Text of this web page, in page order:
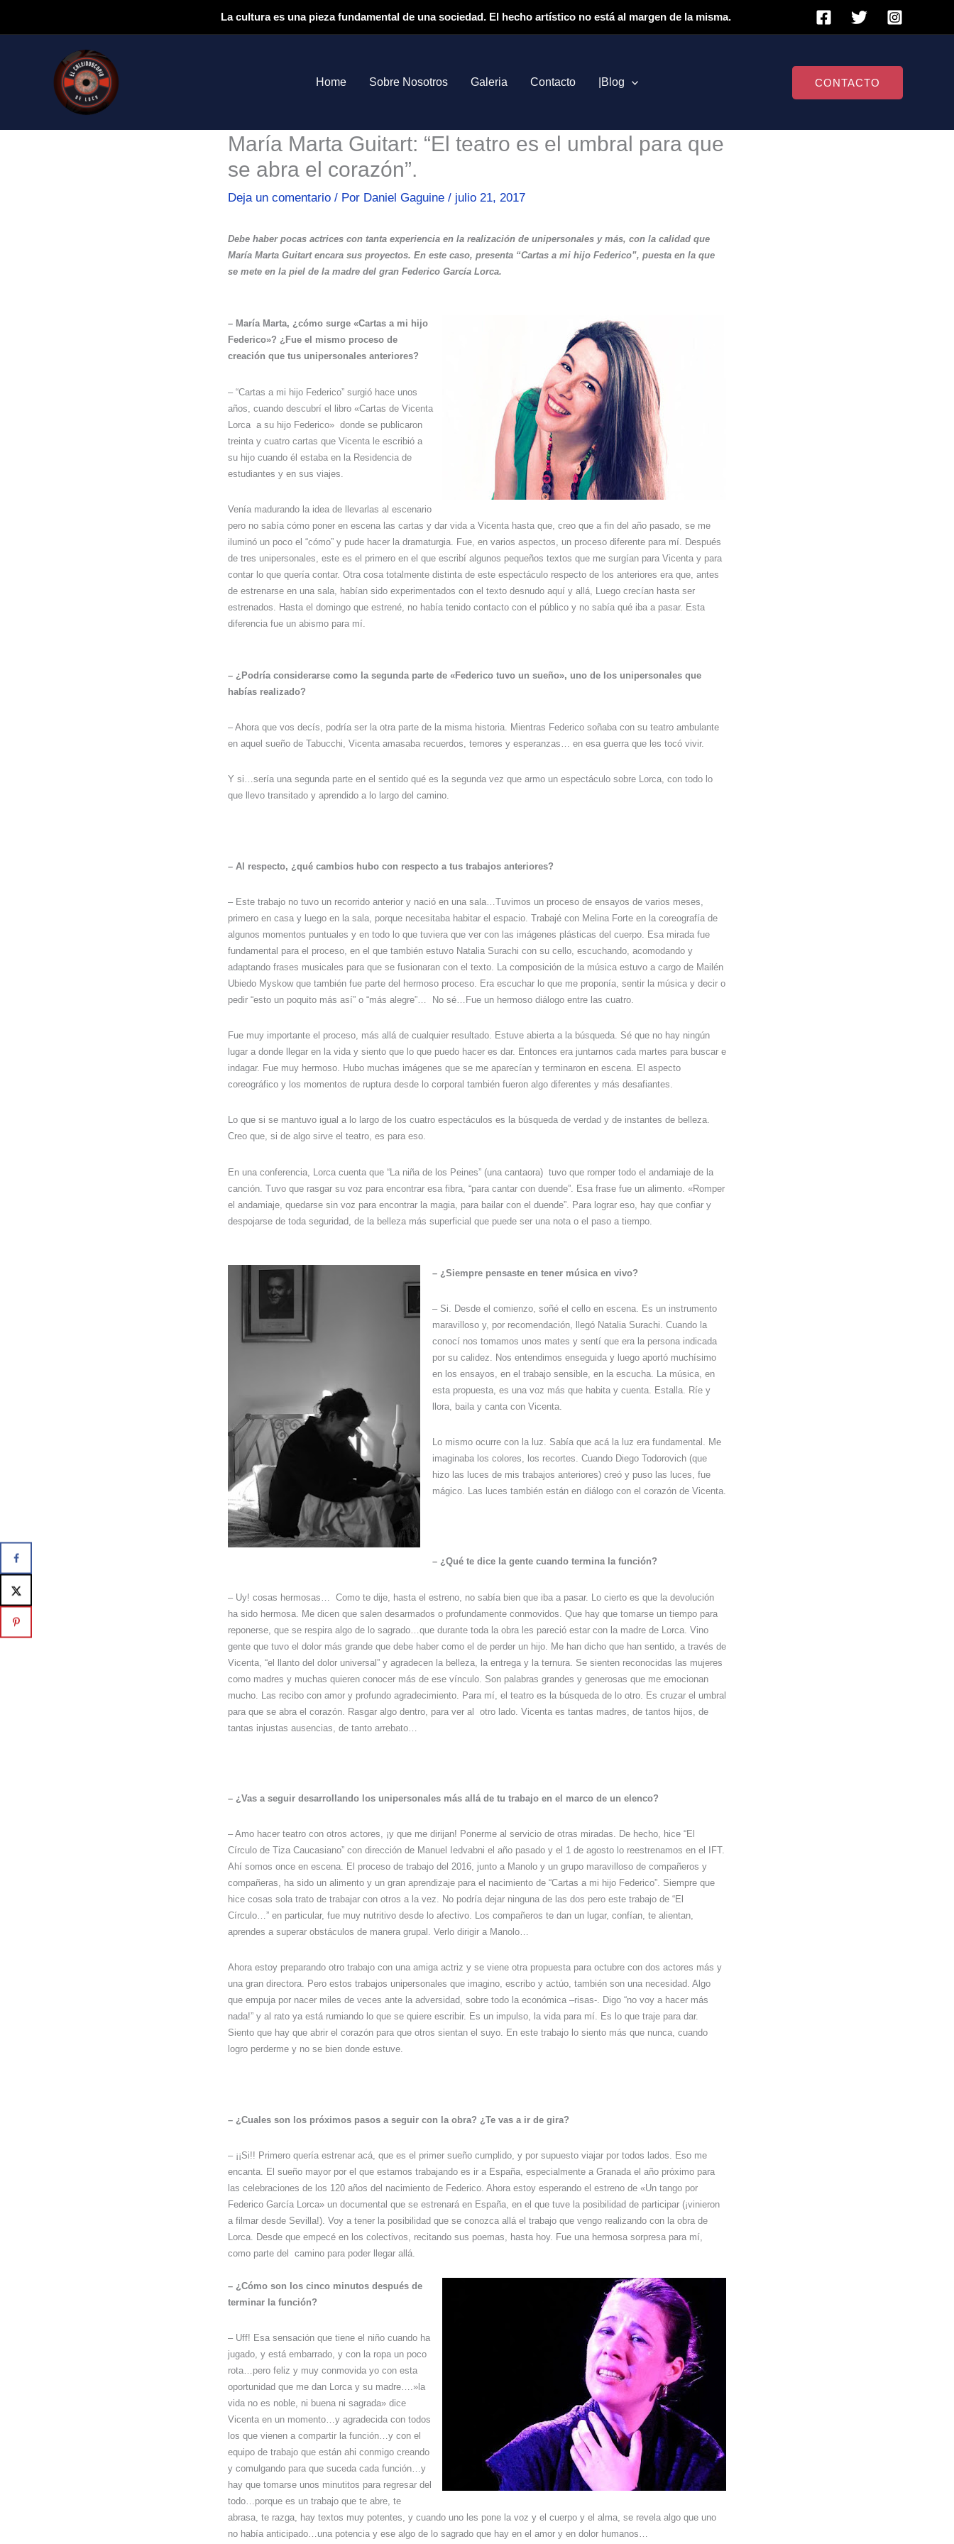
contenido
La cultura es una pieza fundamental de una sociedad. El hecho artístico no está al margen de la misma.
Home Sobre Nosotros Galeria Contacto |Blog CONTACTO
María Marta Guitart: “El teatro es el umbral para que
se abra el corazón”.
Deja un comentario / Por Daniel Gaguine / julio 21, 2017
Debe haber pocas actrices con tanta experiencia en la realización de unipersonales y más, con la calidad que
María Marta Guitart encara sus proyectos. En este caso, presenta “Cartas a mi hijo Federico”, puesta en la que
se mete en la piel de la madre del gran Federico García Lorca.
– María Marta, ¿cómo surge «Cartas a mi hijo
Federico»? ¿Fue el mismo proceso de
creación que tus unipersonales anteriores?
– “Cartas a mi hijo Federico” surgió hace unos
años, cuando descubrí el libro «Cartas de Vicenta
Lorca a su hijo Federico» donde se publicaron
treinta y cuatro cartas que Vicenta le escribió a
su hijo cuando él estaba en la Residencia de
estudiantes y en sus viajes.
Venía madurando la idea de llevarlas al escenario
pero no sabía cómo poner en escena las cartas y dar vida a Vicenta hasta que, creo que a fin del año pasado, se me
iluminó un poco el “cómo” y pude hacer la dramaturgia. Fue, en varios aspectos, un proceso diferente para mí. Después
de tres unipersonales, este es el primero en el que escribí algunos pequeños textos que me surgían para Vicenta y para
contar lo que quería contar. Otra cosa totalmente distinta de este espectáculo respecto de los anteriores era que, antes
de estrenarse en una sala, habían sido experimentados con el texto desnudo aquí y allá, Luego crecían hasta ser
estrenados. Hasta el domingo que estrené, no había tenido contacto con el público y no sabía qué iba a pasar. Esta
diferencia fue un abismo para mí.
– ¿Podría considerarse como la segunda parte de «Federico tuvo un sueño», uno de los unipersonales que
habías realizado?
– Ahora que vos decís, podría ser la otra parte de la misma historia. Mientras Federico soñaba con su teatro ambulante
en aquel sueño de Tabucchi, Vicenta amasaba recuerdos, temores y esperanzas… en esa guerra que les tocó vivir.
Y si…sería una segunda parte en el sentido qué es la segunda vez que armo un espectáculo sobre Lorca, con todo lo
que llevo transitado y aprendido a lo largo del camino.
– Al respecto, ¿qué cambios hubo con respecto a tus trabajos anteriores?
– Este trabajo no tuvo un recorrido anterior y nació en una sala…Tuvimos un proceso de ensayos de varios meses,
primero en casa y luego en la sala, porque necesitaba habitar el espacio. Trabajé con Melina Forte en la coreografía de
algunos momentos puntuales y en todo lo que tuviera que ver con las imágenes plásticas del cuerpo. Esa mirada fue
fundamental para el proceso, en el que también estuvo Natalia Surachi con su cello, escuchando, acomodando y
adaptando frases musicales para que se fusionaran con el texto. La composición de la música estuvo a cargo de Mailén
Ubiedo Myskow que también fue parte del hermoso proceso. Era escuchar lo que me proponía, sentir la música y decir o
pedir “esto un poquito más así” o “más alegre”…
No sé…Fue un hermoso diálogo entre las cuatro.
Fue muy importante el proceso, más allá de cualquier resultado. Estuve abierta a la búsqueda. Sé que no hay ningún
lugar a donde llegar en la vida y siento que lo que puedo hacer es dar. Entonces era juntarnos cada martes para buscar e
indagar. Fue muy hermoso. Hubo muchas imágenes que se me aparecían y terminaron en escena. El aspecto
coreográfico y los momentos de ruptura desde lo corporal también fueron algo diferentes y más desafiantes.
Lo que si se mantuvo igual a lo largo de los cuatro espectáculos es la búsqueda de verdad y de instantes de belleza.
Creo que, si de algo sirve el teatro, es para eso.
En una conferencia, Lorca cuenta que “La niña de los Peines” (una cantaora) tuvo que romper todo el andamiaje de la
canción. Tuvo que rasgar su voz para encontrar esa fibra, “para cantar con duende”. Esa frase fue un alimento. «Romper
el andamiaje, quedarse sin voz para encontrar la magia, para bailar con el duende”. Para lograr eso, hay que confiar y
despojarse de toda seguridad, de la belleza más superficial que puede ser una nota o el paso a tiempo.
– ¿Siempre pensaste en tener música en vivo?
– Si. Desde el comienzo, soñé el cello en escena. Es un instrumento
maravilloso y, por recomendación, llegó Natalia Surachi. Cuando la
conocí nos tomamos unos mates y sentí que era la persona indicada
por su calidez. Nos entendimos enseguida y luego aportó muchísimo
en los ensayos, en el trabajo sensible, en la escucha. La música, en
esta propuesta, es una voz más que habita y cuenta. Estalla. Ríe y
llora, baila y canta con Vicenta.
Lo mismo ocurre con la luz. Sabía que acá la luz era fundamental. Me
imaginaba los colores, los recortes. Cuando Diego Todorovich (que
hizo las luces de mis trabajos anteriores) creó y puso las luces, fue
mágico. Las luces también están en diálogo con el corazón de Vicenta.
– ¿Qué te dice la gente cuando termina la función?
– Uy! cosas hermosas…
Como te dije, hasta el estreno, no sabía bien que iba a pasar. Lo cierto es que la devolución
ha sido hermosa. Me dicen que salen desarmados o profundamente conmovidos. Que hay que tomarse un tiempo para
reponerse, que se respira algo de lo sagrado…que durante toda la obra les pareció estar con la madre de Lorca. Vino
gente que tuvo el dolor más grande que debe haber como el de perder un hijo. Me han dicho que han sentido, a través de
Vicenta, “el llanto del dolor universal” y agradecen la belleza, la entrega y la ternura. Se sienten reconocidas las mujeres
como madres y muchas quieren conocer más de ese vínculo. Son palabras grandes y generosas que me emocionan
mucho. Las recibo con amor y profundo agradecimiento. Para mí, el teatro es la búsqueda de lo otro. Es cruzar el umbral
para que se abra el corazón. Rasgar algo dentro, para ver al otro lado. Vicenta es tantas madres, de tantos hijos, de
tantas injustas ausencias, de tanto arrebato…
– ¿Vas a seguir desarrollando los unipersonales más allá de tu trabajo en el marco de un elenco?
– Amo hacer teatro con otros actores, ¡y que me dirijan! Ponerme al servicio de otras miradas. De hecho, hice “El
Círculo de Tiza Caucasiano” con dirección de Manuel Iedvabni el año pasado y el 1 de agosto lo reestrenamos en el IFT.
Ahí somos once en escena. El proceso de trabajo del 2016, junto a Manolo y un grupo maravilloso de compañeros y
compañeras, ha sido un alimento y un gran aprendizaje para el nacimiento de “Cartas a mi hijo Federico”. Siempre que
hice cosas sola trato de trabajar con otros a la vez. No podría dejar ninguna de las dos pero este trabajo de “El
Círculo…” en particular, fue muy nutritivo desde lo afectivo. Los compañeros te dan un lugar, confían, te alientan,
aprendes a superar obstáculos de manera grupal. Verlo dirigir a Manolo…
Ahora estoy preparando otro trabajo con una amiga actriz y se viene otra propuesta para octubre con dos actores más y
una gran directora. Pero estos trabajos unipersonales que imagino, escribo y actúo, también son una necesidad. Algo
que empuja por nacer miles de veces ante la adversidad, sobre todo la económica –risas-. Digo “no voy a hacer más
nada!” y al rato ya está rumiando lo que se quiere escribir. Es un impulso, la vida para mí. Es lo que traje para dar.
Siento que hay que abrir el corazón para que otros sientan el suyo. En este trabajo lo siento más que nunca, cuando
logro perderme y no se bien donde estuve.
– ¿Cuales son los próximos pasos a seguir con la obra? ¿Te vas a ir de gira?
– ¡¡Si!! Primero quería estrenar acá, que es el primer sueño cumplido, y por supuesto viajar por todos lados. Eso me
encanta. El sueño mayor por el que estamos trabajando es ir a España, especialmente a Granada el año próximo para
las celebraciones de los 120 años del nacimiento de Federico. Ahora estoy esperando el estreno de «Un tango por
Federico García Lorca» un documental que se estrenará en España, en el que tuve la posibilidad de participar (¡vinieron
a filmar desde Sevilla!). Voy a tener la posibilidad que se conozca allá el trabajo que vengo realizando con la obra de
Lorca. Desde que empecé en los colectivos, recitando sus poemas, hasta hoy. Fue una hermosa sorpresa para mí,
como parte del
camino para poder llegar allá.
– ¿Cómo son los cinco minutos después de
terminar la función?
– Uff! Esa sensación que tiene el niño cuando ha
jugado, y está embarrado, y con la ropa un poco
rota…pero feliz y muy conmovida yo con esta
oportunidad que me dan Lorca y su madre….»la
vida no es noble, ni buena ni sagrada» dice
Vicenta en un momento…y agradecida con todos
los que vienen a compartir la función…y con el
equipo de trabajo que están ahi conmigo creando
y comulgando para que suceda cada función…y
hay que tomarse unos minutitos para regresar del
todo…porque es un trabajo que te abre, te
abrasa, te razga, hay textos muy potentes, y cuando uno les pone la voz y el cuerpo y el alma, se revela algo que uno
no había anticipado…una potencia y ese algo de lo sagrado que hay en el amor y en dolor humanos…